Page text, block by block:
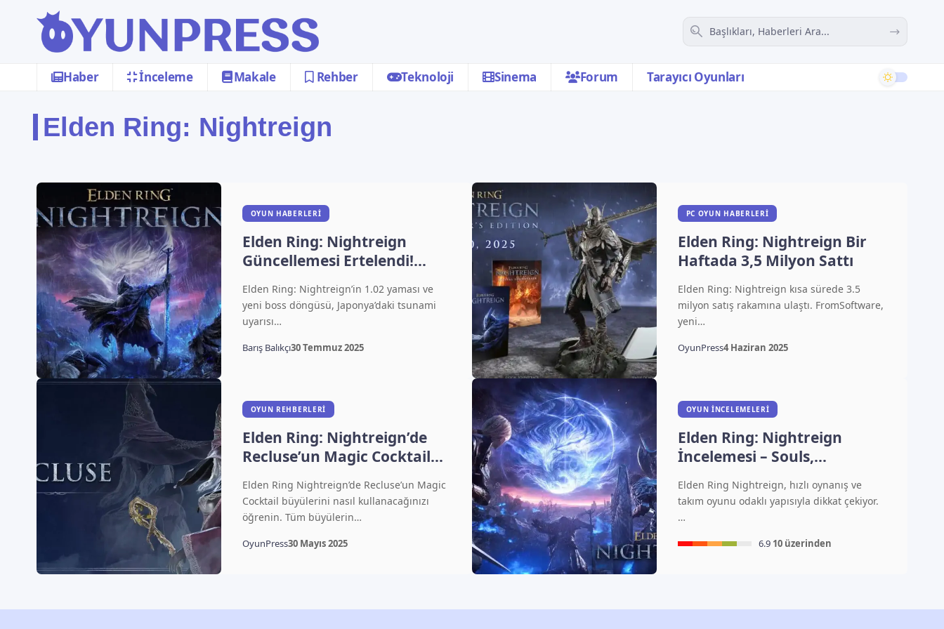
Haber İnceleme Makale Rehber Teknoloji Sinema Forum Tarayıcı Oyunları
Elden Ring: Nightreign
OYUN HABERLERI
Elden Ring: Nightreign
Güncellemesi Ertelendi!
Vereceksiniz
Elden Ring: Nightreign’in 1.02 yaması ve
yeni boss döngüsü, Japonya’daki tsunami
uyarısı…
Barış Balıkçı30 Temmuz 2025
PC OYUN HABERLERI
Elden Ring: Nightreign Bir
Haftada 3,5 Milyon Sattı
Elden Ring: Nightreign kısa sürede 3.5
milyon satış rakamına ulaştı. FromSoftware,
yeni…
OyunPress4 Haziran 2025
OYUN REHBERLERI
Elden Ring: Nightreign’de
Recluse’un Magic Cocktail
Elden Ring Nightreign’de Recluse’un Magic
Cocktail büyülerini nasıl kullanacağınızı
öğrenin. Tüm büyülerin…
OyunPress30 Mayıs 2025
OYUN İNCELEMELERI
Elden Ring: Nightreign
İncelemesi – Souls,
Karışımı
Elden Ring Nightreign, hızlı oynanış ve
takım oyunu odaklı yapısıyla dikkat çekiyor.
…
6.910 üzerinden